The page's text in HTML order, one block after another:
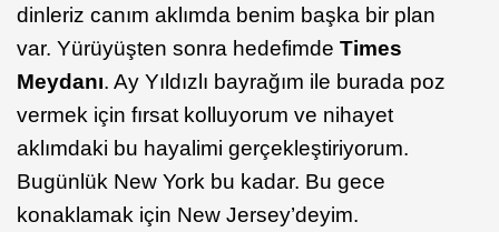
dinleriz canım aklımda benim başka bir plan
var. Yürüyüşten sonra hedefimde Times
Meydanı. Ay Yıldızlı bayrağım ile burada poz
vermek için fırsat kolluyorum ve nihayet
aklımdaki bu hayalimi gerçekleştiriyorum.
Bugünlük New York bu kadar. Bu gece
konaklamak için New Jersey’deyim.